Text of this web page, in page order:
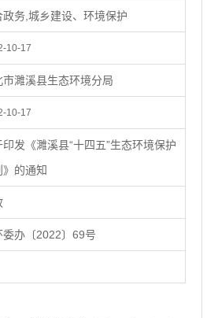
政务,城乡建设、环境保护
10-17
市濉溪县生态环境分局
10-17
印发《濉溪县“十四五”生态环境保护
》的通知
委办〔2022〕69号